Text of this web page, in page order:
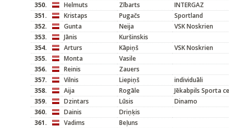
350.
Helmuts Zībarts
INTERGAZ
351.
Kristaps Pugačs
Sportland
352.
Gunta Neija
VSK Noskrien
353.
Jānis
Kuršinskis
354.
Arturs Kāpiņš
VSK Noskrien
355.
Monta
Vasile
356.
Reinis
Zauers
357.
Vilnis Liepiņš
individuāli
358.
Aija Rogāle
Jēkabpils Sporta
359.
Dzintars Lūsis
Dinamo
360.
Dainis
Driņķis
361.
Vadims
Beļuns